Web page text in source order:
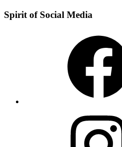
Spirit of Social Media